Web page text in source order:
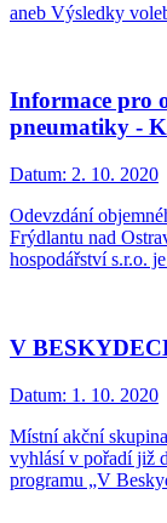
aneb Výsledky
Informace pro
pneumatiky -
Datum: 2. 10. 2020
Odevzdání
Frýdlantu nad
hospodářství s.r.o.
V
Datum: 1. 10. 2020
Místní akční
vyhlásí v pořadí již
programu „V